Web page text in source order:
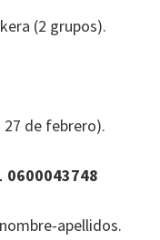
(2 grupos).
de febrero).
0600043748
apellidos.